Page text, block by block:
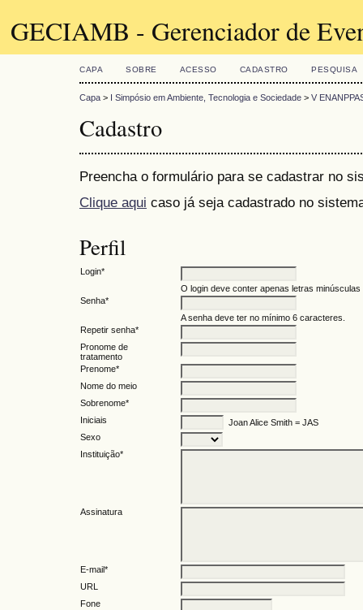
GECIAMB - Gerenciador de
CAPA SOBRE ACESSO CADASTRO PESQUISA
Capa > I Simpósio em Ambiente, Tecnologia e Sociedade > V
Cadastro
Preencha o formulário para se cadastrar no
Clique aqui caso já seja cadastrado no
Perfil
Login*
O login deve conter apenas letras
Senha*
A senha deve ter no mínimo 6 caracteres.
Repetir senha*
Pronome de
tratamento
Prenome*
Nome do meio
Sobrenome*
Iniciais
Joan Alice Smith = JAS
Sexo
Instituição*
Assinatura
E-mail*
URL
Fone